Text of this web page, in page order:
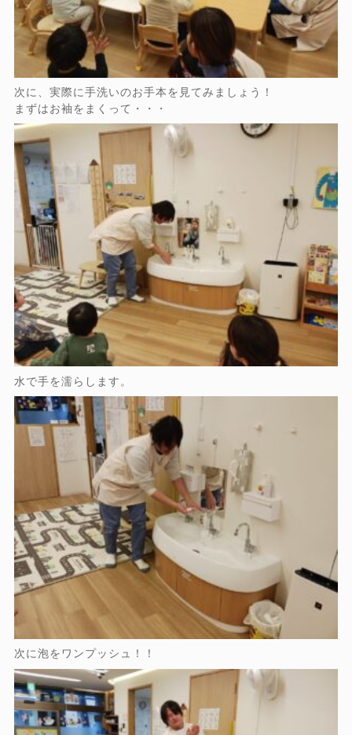
次に、実際に手洗いのお手本を見てみましょう！
まずはお袖をまくって・・・
水で手を濡らします。
次に泡をワンプッシュ！！